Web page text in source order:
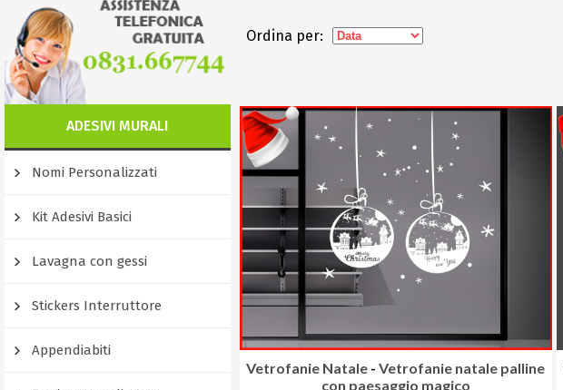
ADESIVI MURALI
Nomi Personalizzati
Kit Adesivi Basici
Lavagna con gessi
Stickers Interruttore
Appendiabiti
Ordina per:
Vetrofanie Natale -Vetrofanie natale palline
con paesaggio magico